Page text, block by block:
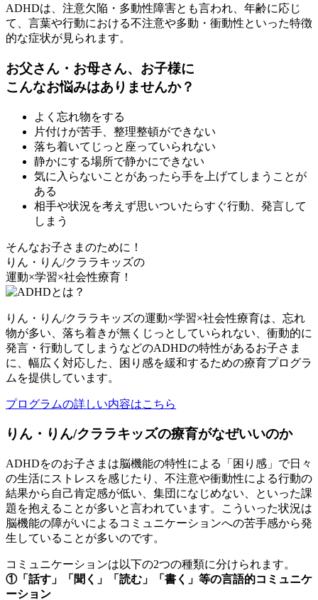
ADHDは、注意欠陥・多動性障害とも言われ、年齢に応じ
て、言葉や行動における不注意や多動・衝動性といった特徴
的な症状が見られます。
お父さん・お母さん、お子様に
こんなお悩みはありませんか？
よく忘れ物をする
片付けが苦手、整理整頓ができない
落ち着いてじっと座っていられない
静かにする場所で静かにできない
気に入らないことがあったら手を上げてしまうことが
ある
相手や状況を考えず思いついたらすぐ行動、発言して
しまう
そんなお子さまのために！
りん・りん/クララキッズの
運動×学習×社会性療育！
りん・りん/クララキッズの運動×学習×社会性療育は、忘れ
物が多い、落ち着きが無くじっとしていられない、衝動的に
発言・行動してしまうなどのADHDの特性があるお子さま
に、幅広く対応した、困り感を緩和するための療育プログラ
ムを提供しています。
プログラムの詳しい内容はこちら
りん・りん/クララキッズの療育がなぜいいのか
ADHDをのお子さまは脳機能の特性による「困り感」で日々
の生活にストレスを感じたり、不注意や衝動性による行動の
結果から自己肯定感が低い、集団になじめない、といった課
題を抱えることが多いと言われています。こういった状況は
脳機能の障がいによるコミュニケーションへの苦手感から発
生していることが多いのです。
コミュニケーションは以下の2つの種類に分けられます。
①「話す」「聞く」「読む」「書く」等の言語的コミュニケ
ーション